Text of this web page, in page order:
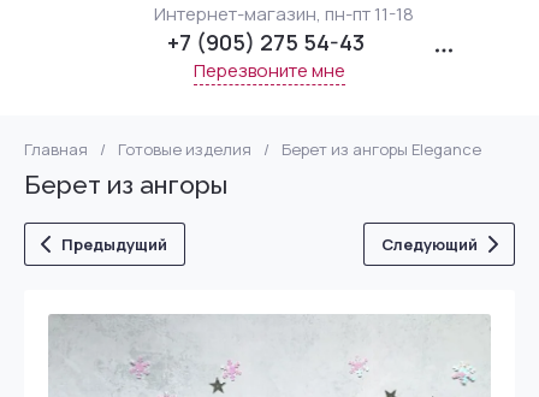
Интернет-магазин, пн-пт 11-18
+7 (905) 275 54-43
Перезвоните мне
Главная / Готовые изделия / Берет из ангоры Elegance
Берет из ангоры
Предыдущий Следующий